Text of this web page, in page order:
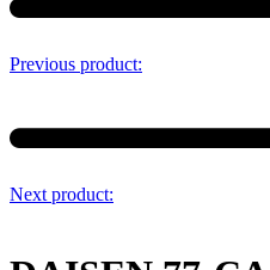
Previous product:
Next product: